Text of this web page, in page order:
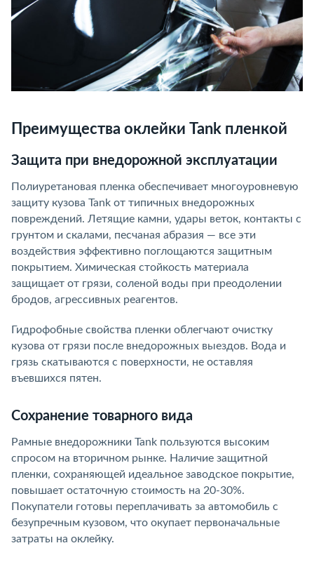
Преимущества оклейки Tank пленкой
Защита при внедорожной эксплуатации
Полиуретановая пленка обеспечивает многоуровневую
защиту кузова Tank от типичных внедорожных
повреждений. Летящие камни, удары веток, контакты с
грунтом и скалами, песчаная абразия — все эти
воздействия эффективно поглощаются защитным
покрытием. Химическая стойкость материала
защищает от грязи, соленой воды при преодолении
бродов, агрессивных реагентов.
Гидрофобные свойства пленки облегчают очистку
кузова от грязи после внедорожных выездов. Вода и
грязь скатываются с поверхности, не оставляя
въевшихся пятен.
Сохранение товарного вида
Рамные внедорожники Tank пользуются высоким
спросом на вторичном рынке. Наличие защитной
пленки, сохраняющей идеальное заводское покрытие,
повышает остаточную стоимость на 20-30%.
Покупатели готовы переплачивать за автомобиль с
безупречным кузовом, что окупает первоначальные
затраты на оклейку.